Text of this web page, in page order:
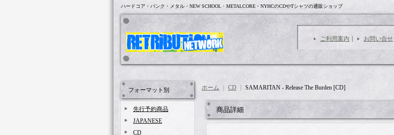
ハードコア・パンク・メタル・NEW SCHOOL・METALCORE・NYHCのCDやTシャツの通販ショップ
ご利用案内 お問い合せ
フォーマット別
先行予約商品
JAPANESE
CD
ホーム CD SAMARITAN - Release The Burden [CD]
商品詳細